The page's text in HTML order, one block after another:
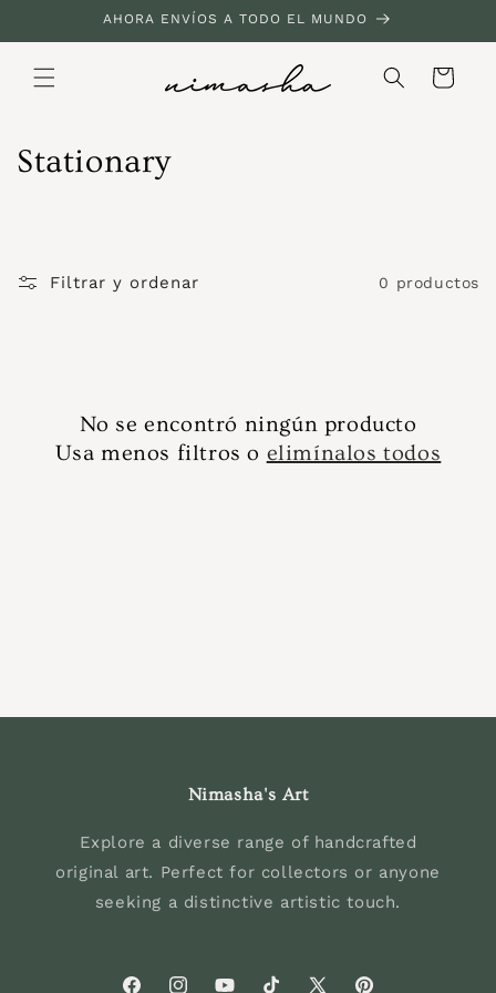
directamente
al contenido
AHORA ENVÍOS A TODO EL MUNDO
Carrito
C
e
Stationary
Filtrar y ordenar 0 productos
No se encontró ningún producto
Usa menos filtros o elimínalos todos
Nimasha's Art
Explore a diverse range of handcrafted
original art. Perfect for collectors or anyone
seeking a distinctive artistic touch.